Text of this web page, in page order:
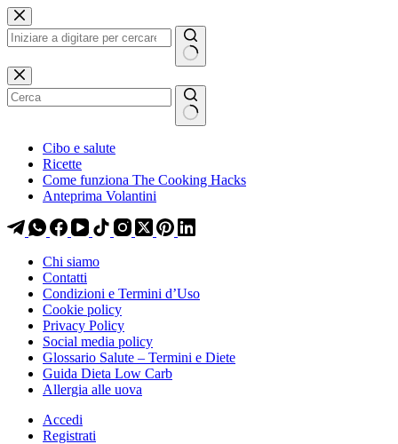
Salta
al
contenuto
Salta
al
contenuto
Nessun
risultato
Cibo e salute
Ricette
Come funziona The Cooking Hacks
Anteprima Volantini
Chi siamo
Contatti
Condizioni e Termini d’Uso
Cookie policy
Privacy Policy
Social media policy
Glossario Salute – Termini e Diete
Guida Dieta Low Carb
Allergia alle uova
Accedi
Registrati